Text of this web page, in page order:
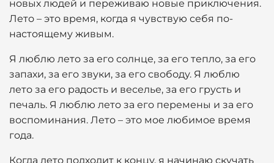
новых людей и переживаю новые приключения.
Лето – это время, когда я чувствую себя по-
настоящему живым.
Я люблю лето за его солнце, за его тепло, за его
запахи, за его звуки, за его свободу. Я люблю
лето за его радость и веселье, за его грусть и
печаль. Я люблю лето за его перемены и за его
воспоминания. Лето – это мое любимое время
года.
Когда лето подходит к концу, я начинаю скучать